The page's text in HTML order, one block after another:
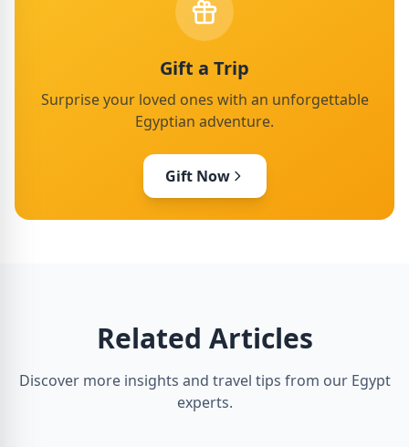
Gift a Trip
Surprise your loved ones with an unforgettable
Egyptian adventure.
Gift Now
Related Articles
Discover more insights and travel tips from our Egypt
experts.